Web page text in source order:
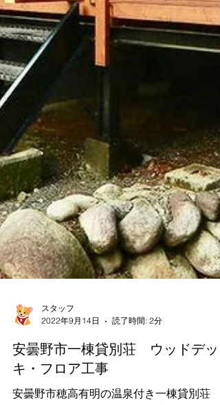
2022年9月14日
読了時間: 2分
安曇野市一棟貸別荘 ウッドデッ
キ・フロア工事